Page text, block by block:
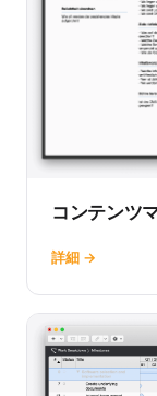
コンテンツ
詳細 →